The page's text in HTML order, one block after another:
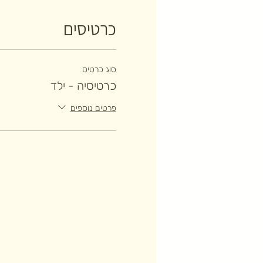
כרטיסים
סוג כרטיס
כרטיסיה - ילד
פרטים נוספים